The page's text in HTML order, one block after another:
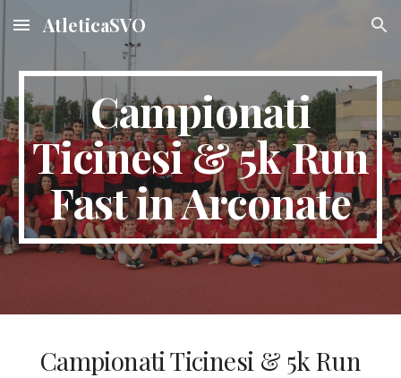
Skip to main content Skip to navigation
AtleticaSVO
Campionati
Ticinesi & 5k Run
Fast in Arconate
Campionati Ticinesi & 5k Run